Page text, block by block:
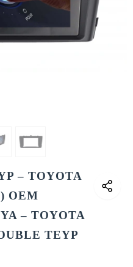
– TOYOTA
OEM
– TOYOTA
TEYP